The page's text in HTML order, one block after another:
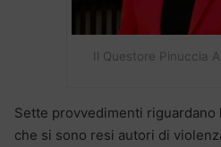
Il Questore Pinuccia
Sette provvedimenti riguardano
che si sono resi autori di